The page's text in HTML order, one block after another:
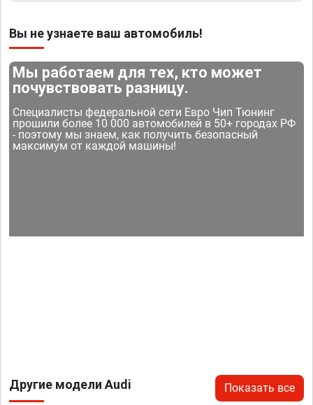
Вы не узнаете ваш автомобиль!
Мы работаем для тех, кто может
почувствовать разницу.
Специалисты федеральной сети Евро Чип Тюнинг
прошили более 10 000 автомобилей в 50+ городах РФ
- поэтому мы знаем, как получить безопасный
максимум от каждой машины!
Другие модели Audi Показать все